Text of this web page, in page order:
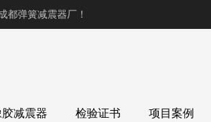
都弹簧减震器厂！
胶减震器 检验证书 项目案例